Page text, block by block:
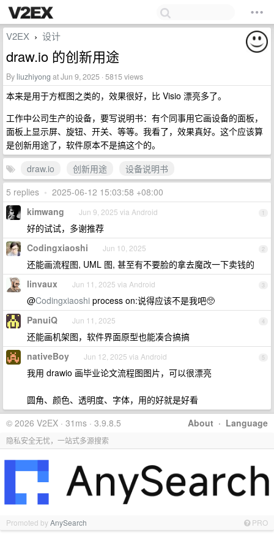
V2EX › 设计
draw.io 的创新用途
By liuzhiyong at Jun 9, 2025 · 5815 views
本来是用于方框图之类的，效果很好，比 Visio 漂亮多了。
工作中公司生产的设备，要写说明书：有个同事用它画设备的面板，
面板上显示屏、旋钮、开关、等等。我看了，效果真好。这个应该算
是创新用途了，软件原本不是搞这个的。
draw.io
创新用途
设备说明书
5 replies • 2025-06-12 15:03:58 +08:00
1
kimwang Jun 9, 2025 via Android
好的试试，多谢推荐
2
Codingxiaoshi Jun 10, 2025
还能画流程图, UML 图, 甚至有不要脸的拿去魔改一下卖钱的
3
linvaux Jun 11, 2025 via Android
@Codingxiaoshi process on:说得应该不是我吧🥺
4
PanuiQ Jun 11, 2025
还能画机架图，软件界面原型也能凑合搞搞
5
nativeBoy Jun 12, 2025 via Android
我用 drawio 画毕业论文流程图图片，可以很漂亮
圆角、颜色、透明度、字体，用的好就是好看
About · Language
© 2026 V2EX · 31ms · 3.9.8.5
隐私安全无忧，一站式多源搜索
Promoted byAnySearch PRO